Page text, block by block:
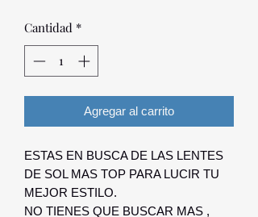
Cantidad *
Agregar al carrito
ESTAS EN BUSCA DE LAS LENTES
DE SOL MAS TOP PARA LUCIR TU
MEJOR ESTILO.
NO TIENES QUE BUSCAR MAS ,